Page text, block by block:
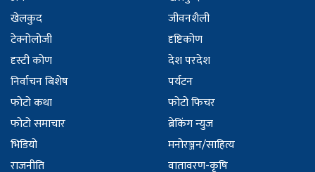
खेलकुद
जीवनशैली
टेक्नोलोजी
दृष्टिकोण
दृस्टी कोण
देश परदेश
निर्वाचन बिशेष
पर्यटन
फोटो कथा
फोटो फिचर
फोटो समाचार
ब्रेकिंग न्युज
भिडियो
मनोरञ्जन/साहित्य
राजनीति
वातावरण-कृषि